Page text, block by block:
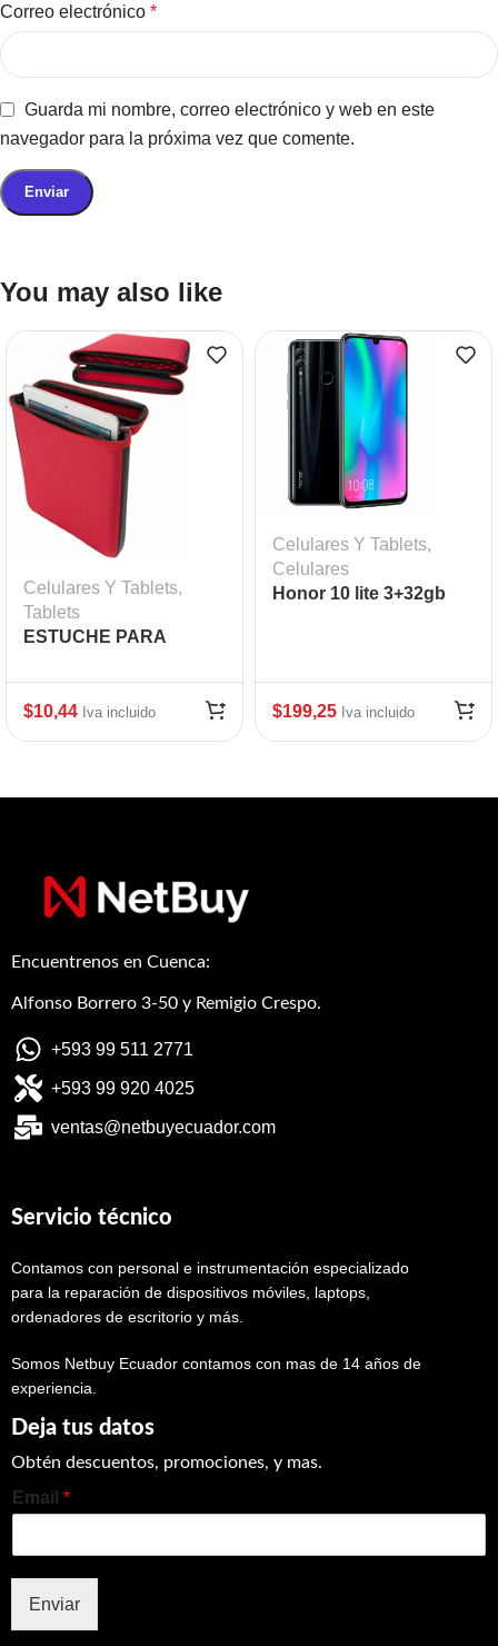
Correo electrónico *
Guarda mi nombre, correo electrónico y web en este
navegador para la próxima vez que comente.
You may also like
Celulares Y Tablets,
Tablets
ESTUCHE PARA
SMART BAGS ROJO
$10,44 Iva incluido
Celulares Y Tablets,
Celulares
Honor 10 lite 3+32gb
$199,25 Iva incluido
Encuentrenos en Cuenca:
Alfonso Borrero 3-50 y Remigio Crespo.
+593 99 511 2771
+593 99 920 4025
ventas@netbuyecuador.com
Servicio técnico
Contamos con personal e instrumentación especializado
para la reparación de dispositivos móviles, laptops,
ordenadores de escritorio y más.
Somos Netbuy Ecuador contamos con mas de 14 años de
experiencia.
Deja tus datos
Obtén descuentos, promociones, y mas.
Email *
Enviar